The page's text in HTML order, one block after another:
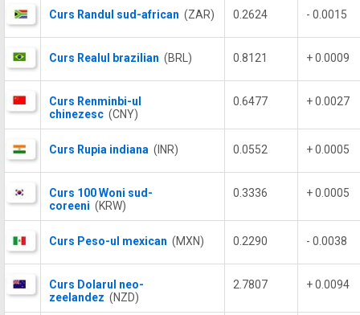
Curs Randul sud-african (ZAR) 0.2624 - 0.0015
Curs Realul brazilian (BRL) 0.8121 + 0.0009
Curs Renminbi-ul
chinezesc (CNY)
0.6477 + 0.0027
Curs Rupia indiana (INR) 0.0552 + 0.0005
Curs 100 Woni sud-
coreeni (KRW)
0.3336 + 0.0005
Curs Peso-ul mexican (MXN) 0.2290 - 0.0038
Curs Dolarul neo-
zeelandez (NZD)
2.7807 + 0.0094